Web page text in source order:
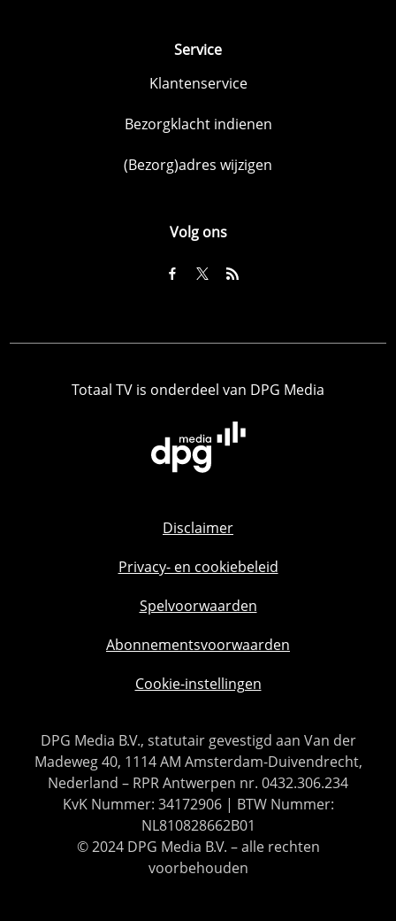
Service
Klantenservice
Bezorgklacht indienen
(Bezorg)adres wijzigen
Volg ons
Totaal TV is onderdeel van DPG Media
Disclaimer
Privacy- en cookiebeleid
Spelvoorwaarden
Abonnementsvoorwaarden
Cookie-instellingen
DPG Media B.V., statutair gevestigd aan Van der
Madeweg 40, 1114 AM Amsterdam-Duivendrecht,
Nederland – RPR Antwerpen nr. 0432.306.234
KvK Nummer: 34172906 | BTW Nummer:
NL810828662B01
© 2024 DPG Media B.V. – alle rechten
voorbehouden